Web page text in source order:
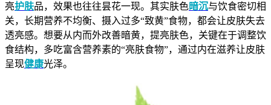
亮护肤品，效果也往往昙花一现。其实肤色暗沉与饮食密切相
关，长期营养不均衡、摄入过多“致黄”食物，都会让皮肤失去
透亮感。想要从内而外改善暗黄，提亮肤色，关键在于调整饮
食结构，多吃富含营养素的“亮肤食物”，通过内在滋养让皮肤
呈现健康光泽。